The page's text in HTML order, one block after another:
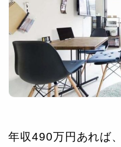
年収490万円あれば